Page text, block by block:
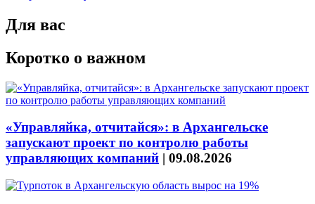
Для вас
Коротко о важном
«Управляйка, отчитайся»: в Архангельске
запускают проект по контролю работы
управляющих компаний | 09.08.2026